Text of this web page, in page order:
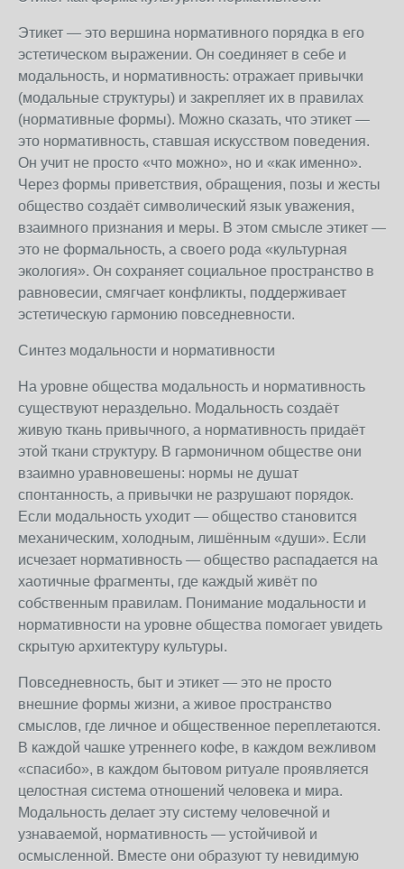
Этикет — это вершина нормативного порядка в его
эстетическом выражении. Он соединяет в себе и
модальность, и нормативность: отражает привычки
(модальные структуры) и закрепляет их в правилах
(нормативные формы). Можно сказать, что этикет —
это нормативность, ставшая искусством поведения.
Он учит не просто «что можно», но и «как именно».
Через формы приветствия, обращения, позы и жесты
общество создаёт символический язык уважения,
взаимного признания и меры. В этом смысле этикет —
это не формальность, а своего рода «культурная
экология». Он сохраняет социальное пространство в
равновесии, смягчает конфликты, поддерживает
эстетическую гармонию повседневности.
Синтез модальности и нормативности
На уровне общества модальность и нормативность
существуют нераздельно. Модальность создаёт
живую ткань привычного, а нормативность придаёт
этой ткани структуру. В гармоничном обществе они
взаимно уравновешены: нормы не душат
спонтанность, а привычки не разрушают порядок.
Если модальность уходит — общество становится
механическим, холодным, лишённым «души». Если
исчезает нормативность — общество распадается на
хаотичные фрагменты, где каждый живёт по
собственным правилам. Понимание модальности и
нормативности на уровне общества помогает увидеть
скрытую архитектуру культуры.
Повседневность, быт и этикет — это не просто
внешние формы жизни, а живое пространство
смыслов, где личное и общественное переплетаются.
В каждой чашке утреннего кофе, в каждом вежливом
«спасибо», в каждом бытовом ритуале проявляется
целостная система отношений человека и мира.
Модальность делает эту систему человечной и
узнаваемой, нормативность — устойчивой и
осмысленной. Вместе они образуют ту невидимую